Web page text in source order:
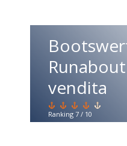
Il
Bootswerft
Ranking 7 / 10
vendita